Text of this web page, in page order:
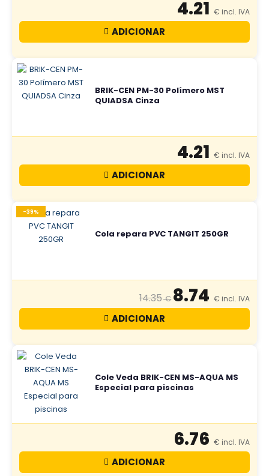
4.21
ADICIONAR
BRIK-CEN PM-30 Polímero MST
QUIADSA Cinza
4.21
ADICIONAR
-39%
Cola repara PVC TANGIT 250GR
14.35 8.74
ADICIONAR
Cole Veda BRIK-CEN MS-AQUA MS
Especial para piscinas
6.76
ADICIONAR